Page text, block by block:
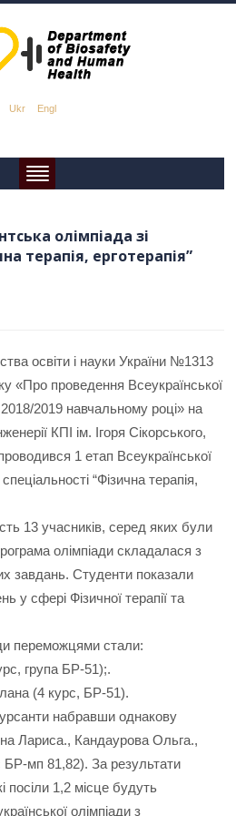
Ukr Engl
олімпіада зі
терапія, ерготерапія”
освіти і науки України №1313
«Про проведення Всеукраїнської
2019 навчальному році» на
КПІ ім. Ігоря Сікорського,
1 етап Всеукраїнської
“Фізична терапія,
13 учасників, серед яких були
олімпіади складалася з
завдань. Студенти показали
у сфері Фізичної терапії та
переможцями стали:
група БР-51);.
(4 курс, БР-51).
набравши однакову
Лариса., Кандаурова Ольга.,
БР-мп 81,82). За результати
посіли 1,2 місце будуть
олімпіади з